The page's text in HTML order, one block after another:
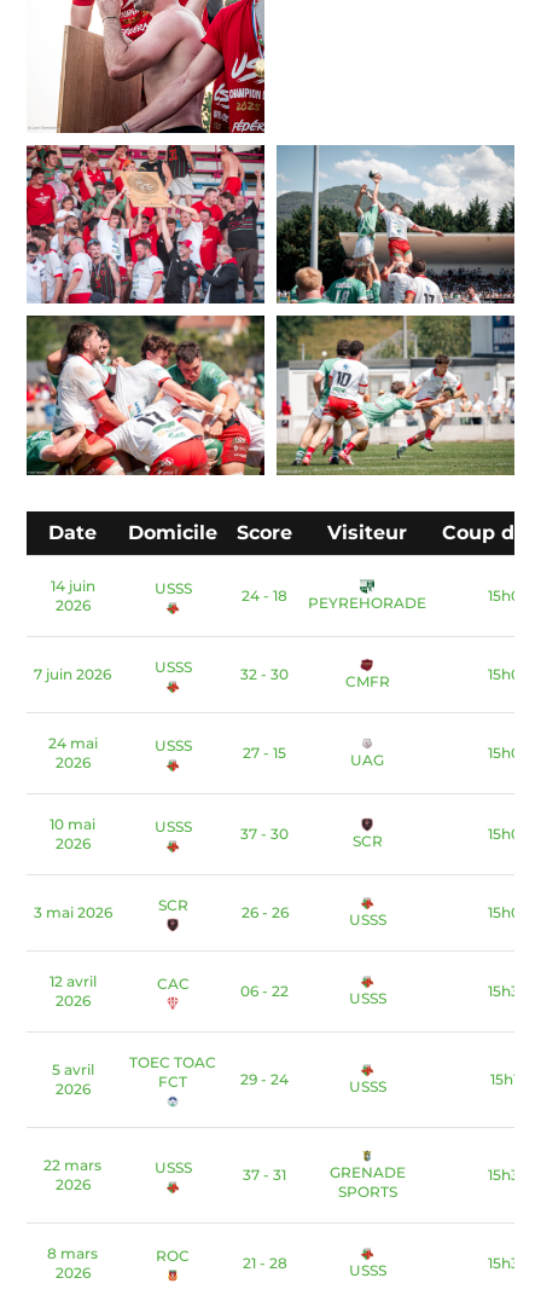
Date Domicile Score Visiteur Coup
14 juin
2026
USSS 24 - 18 PEYREHORADE 15h00
7 juin 2026 USSS 32 - 30 CMFR 15h00
24 mai
2026
USSS 27 - 15 UAG 15h00
10 mai
2026
USSS 37 - 30 SCR 15h00
3 mai 2026 SCR 26 - 26 USSS 15h00
12 avril
2026
CAC 06 - 22 USSS 15h30
5 avril
2026
TOEC TOAC
FCT
29 - 24 USSS 15h15
22 mars
2026
USSS 37 - 31
GRENADE
SPORTS
15h30
8 mars
2026
ROC 21 - 28 USSS 15h30